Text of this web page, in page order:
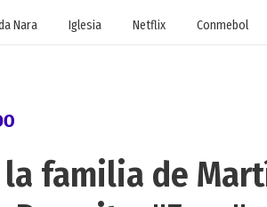
Nara Iglesia Netflix Conmebol
familia de